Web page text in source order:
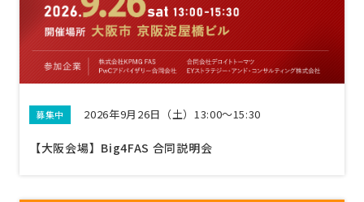
募集中 2026年9月26日（土）13:00〜15:30
【大阪会場】Big4FAS 合同説明会